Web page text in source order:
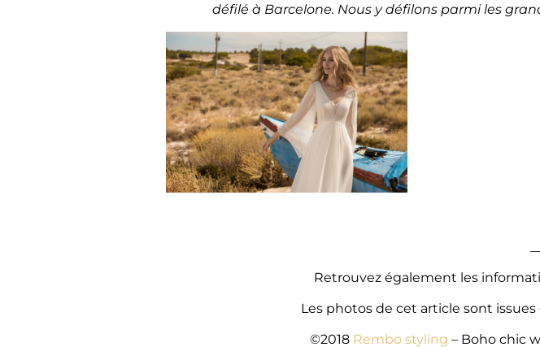
défilé à Barcelone. Nous y défilons parmi les
Retrouvez également les
Les photos de cet article sont
©2018 Rembo styling – Boho chic